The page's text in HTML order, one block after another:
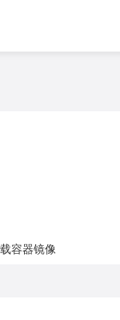
容器镜像